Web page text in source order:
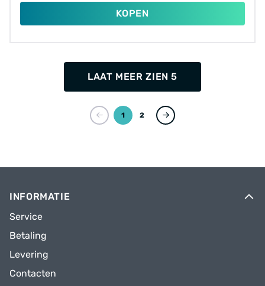
KOPEN
LAAT MEER ZIEN 5
1 2
INFORMATIE
Service
Betaling
Levering
Contacten